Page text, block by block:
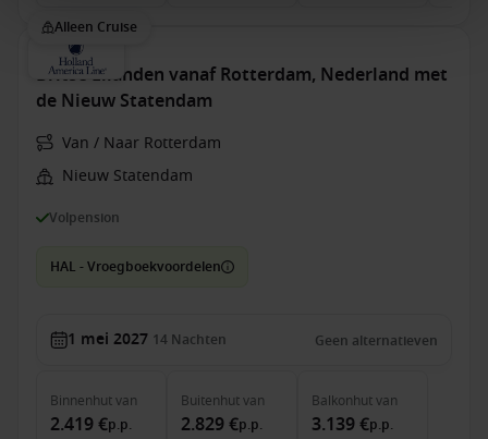
Alleen Cruise
Britse Eilanden vanaf Rotterdam, Nederland met
de Nieuw Statendam
Van / Naar Rotterdam
Nieuw Statendam
Volpension
HAL - Vroegboekvoordelen
1 mei 2027 14 Nachten Geen alternatieven
Binnenhutvan
2.419 €p.p.
Buitenhutvan
2.829 €p.p.
Balkonhutvan
3.139 €p.p.